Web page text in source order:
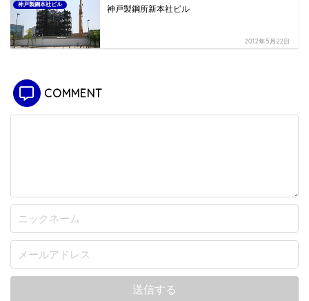
神戸製鋼本社ビル 神戸製鋼所新本社ビル
2012年5月22日
COMMENT